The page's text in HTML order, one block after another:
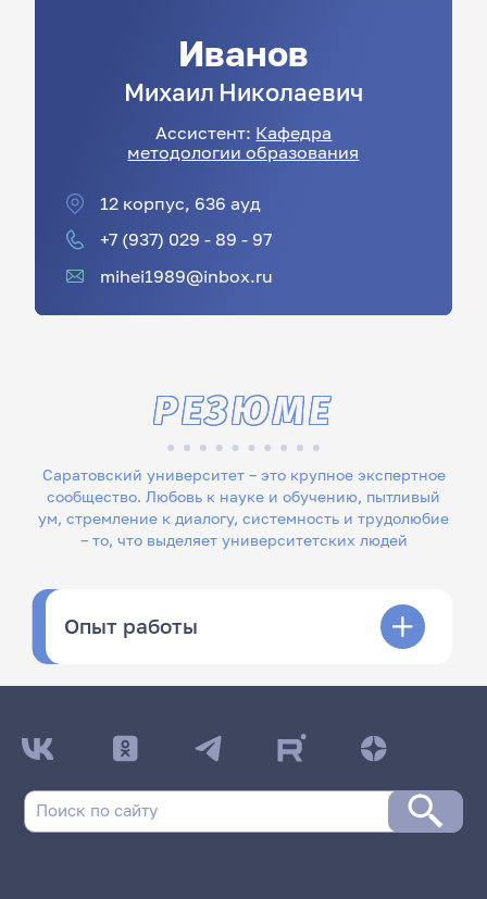
Иванов
Михаил Николаевич
Ассистент: Кафедра
методологии образования
12 корпус, 636 ауд
+7 (937) 029 - 89 - 97
mihei1989@inbox.ru
Саратовский университет – это крупное экспертное
сообщество. Любовь к науке и обучению, пытливый
ум, стремление к диалогу, системность и трудолюбие
– то, что выделяет университетских людей
РЕЗЮМЕ
Опыт работы